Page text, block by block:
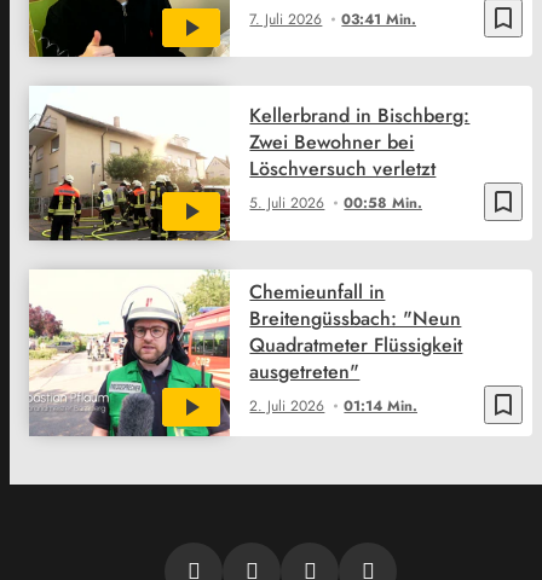
bookmark_border
7. Juli 2026 03:41 Min.
bookmark_border
5. Juli 2026 00:58 Min.
Kellerbrand in Bischberg:
Zwei Bewohner bei
Löschversuch verletzt
bookmark_border
2. Juli 2026 01:14 Min.
Chemieunfall in
Breitengüssbach: "Neun
Quadratmeter Flüssigkeit
ausgetreten"